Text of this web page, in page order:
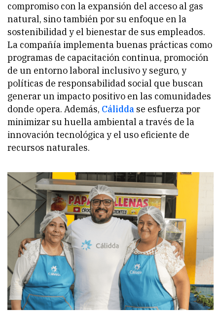
compromiso con la expansión del acceso al gas
natural, sino también por su enfoque en la
sostenibilidad y el bienestar de sus empleados.
La compañía implementa buenas prácticas como
programas de capacitación continua, promoción
de un entorno laboral inclusivo y seguro, y
políticas de responsabilidad social que buscan
generar un impacto positivo en las comunidades
donde opera. Además, Cálidda se esfuerza por
minimizar su huella ambiental a través de la
innovación tecnológica y el uso eficiente de
recursos naturales.